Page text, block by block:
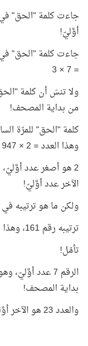
أوَّليّ!
= 7 × 3
من بداية المصحف!
وهذا العدد = 2 × 947
الآخر عدد أوَّليّ!
ولكن ما هو ترتيبه في
ترتيبه رقم 161، وهذا الأخير = 7 × 23
تأمّل!
الرقم 7 عدد
بداية المصحف!
والعدد 23 هو الآخر أوَّليّ، ويشير إلى عدد أعوام الوحي!